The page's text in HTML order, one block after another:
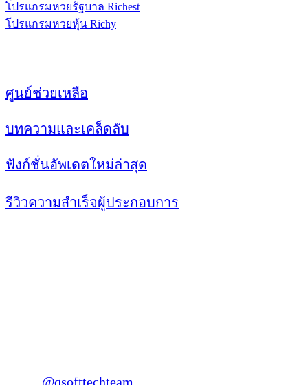
โปรแกรมหวยรัฐบาล Richest
โปรแกรมหวยหุ้น Richy
ศูนย์ช่วยเหลือ
บทความและเคล็ดลับ
ฟังก์ชั่นอัพเดตใหม่ล่าสุด
รีวิวความสำเร็จผู้ประกอบการ
@qsofttechteam